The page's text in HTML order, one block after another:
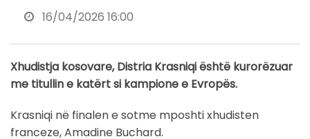
16/04/2026 16:00
Xhudistja kosovare, Distria Krasniqi është kurorëzuar
me titullin e katërt si kampione e Evropës.
Krasniqi në finalen e sotme mposhti xhudisten
franceze, Amadine Buchard.